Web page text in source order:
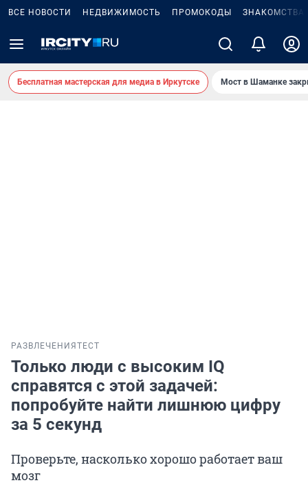
ВСЕ НОВОСТИ НЕДВИЖИМОСТЬ ПРОМОКОДЫ ЗНАКОМСТВА
Бесплатная мастерская для медиа в Иркутске Мост в Шаманке
РАЗВЛЕЧЕНИЯ ТЕСТ
Только люди с высоким IQ
справятся с этой задачей:
попробуйте найти лишнюю цифру
за 5 секунд
Проверьте, насколько хорошо работает ваш
мозг